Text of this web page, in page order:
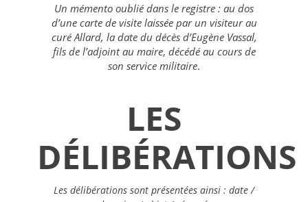
Un mémento oublié dans le registre : au dos
d’une carte de visite laissée par un visiteur au
curé Allard, la date du décès d’Eugène Vassal,
fils de l’adjoint au maire, décédé au cours de
son service militaire.
LES
DÉLIBÉRATIONS
Les délibérations sont présentées ainsi : date /